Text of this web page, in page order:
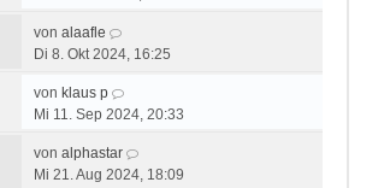
von alaafle
Di 8. Okt 2024, 16:25
von klaus p
Mi 11. Sep 2024, 20:33
von alphastar
Mi 21. Aug 2024, 18:09